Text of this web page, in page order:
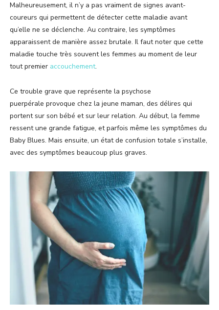
Malheureusement, il n’y a pas vraiment de signes avant-
coureurs qui permettent de détecter cette maladie avant
qu’elle ne se déclenche. Au contraire, les symptômes
apparaissent de manière assez brutale. Il faut noter que cette
maladie touche très souvent les femmes au moment de leur
tout premier accouchement.
Ce trouble grave que représente la psychose
puerpérale provoque chez la jeune maman, des délires qui
portent sur son bébé et sur leur relation. Au début, la femme
ressent une grande fatigue, et parfois même les symptômes du
Baby Blues. Mais ensuite, un état de confusion totale s’installe,
avec des symptômes beaucoup plus graves.